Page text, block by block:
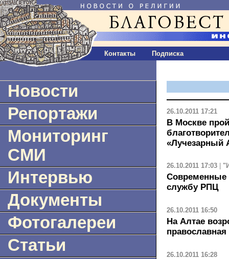
Контакты Подписка
Новости
Репортажи
Мониторинг
СМИ
Интервью
Документы
Фотогалереи
Статьи
26.10.2011 17:21
В Москве
«Лучезарный
26.10.2011 17:03
Современные
службу РПЦ
26.10.2011 16:50
На Алтае
православная
26.10.2011 16:28